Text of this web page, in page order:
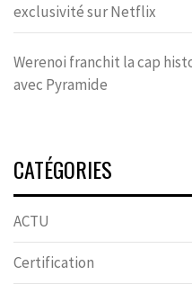
exclusivité sur Netflix
Werenoi franchit la cap
avec Pyramide
CATÉGORIES
ACTU
Certification